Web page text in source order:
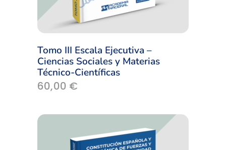
Tomo III Escala Ejecutiva –
Ciencias Sociales y Materias
Técnico-Científicas
60,00 €